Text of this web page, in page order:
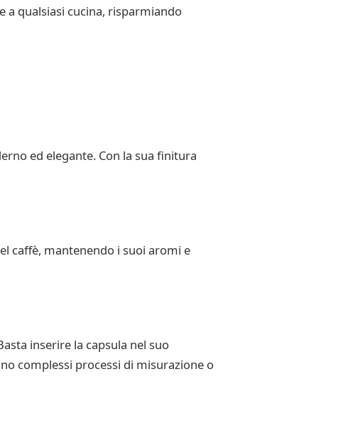
qualsiasi cucina, risparmiando
ed elegante. Con la sua finitura
caffè, mantenendo i suoi aromi e
inserire la capsula nel suo
complessi processi di misurazione o